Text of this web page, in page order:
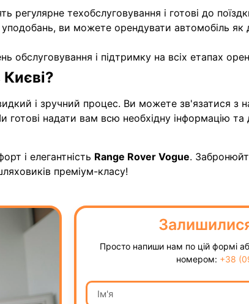
регулярне техобслуговування і готові до
ви можете орендувати автомобіль як
обслуговування і підтримку на всіх етапах
і зручний процес. Ви можете зв'язатися з
надати вам всю необхідну інформацію
і елегантність Range Rover Vogue.
преміум-класу!
Просто напиши нам по цій формі
номером: +38